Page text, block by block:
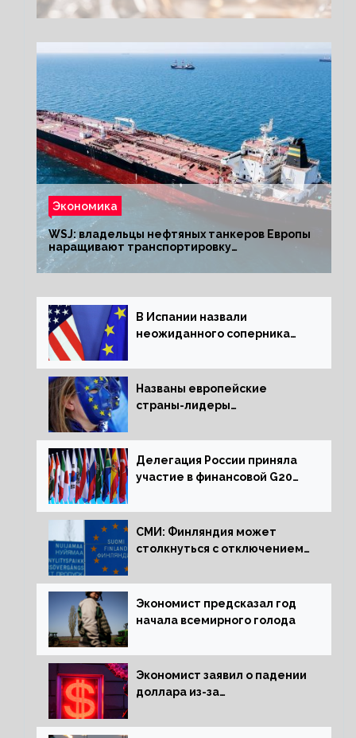
Экономика
WSJ: владельцы нефтяных танкеров Европы
наращивают транспортировку
из РФ до санкций
В Испании назвали
неожиданного соперника
Названы европейские
страны-лидеры
активов
Делегация России приняла
участие в финансовой G20
СМИ: Финляндия может
столкнуться с отключением
Экономист предсказал год
начала всемирного голода
Экономист заявил о падении
доллара из-за